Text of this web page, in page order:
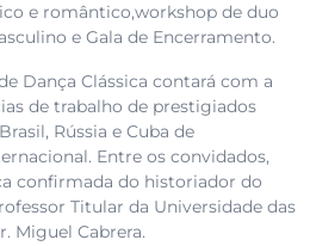
e romântico,workshop de duo
e Gala de Encerramento.
Dança Clássica contará com a
de trabalho de prestigiados
Rússia e Cuba de
Entre os convidados,
confirmada do historiador do
Titular da Universidade das
Miguel Cabrera.